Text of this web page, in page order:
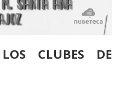
CLUBES DE